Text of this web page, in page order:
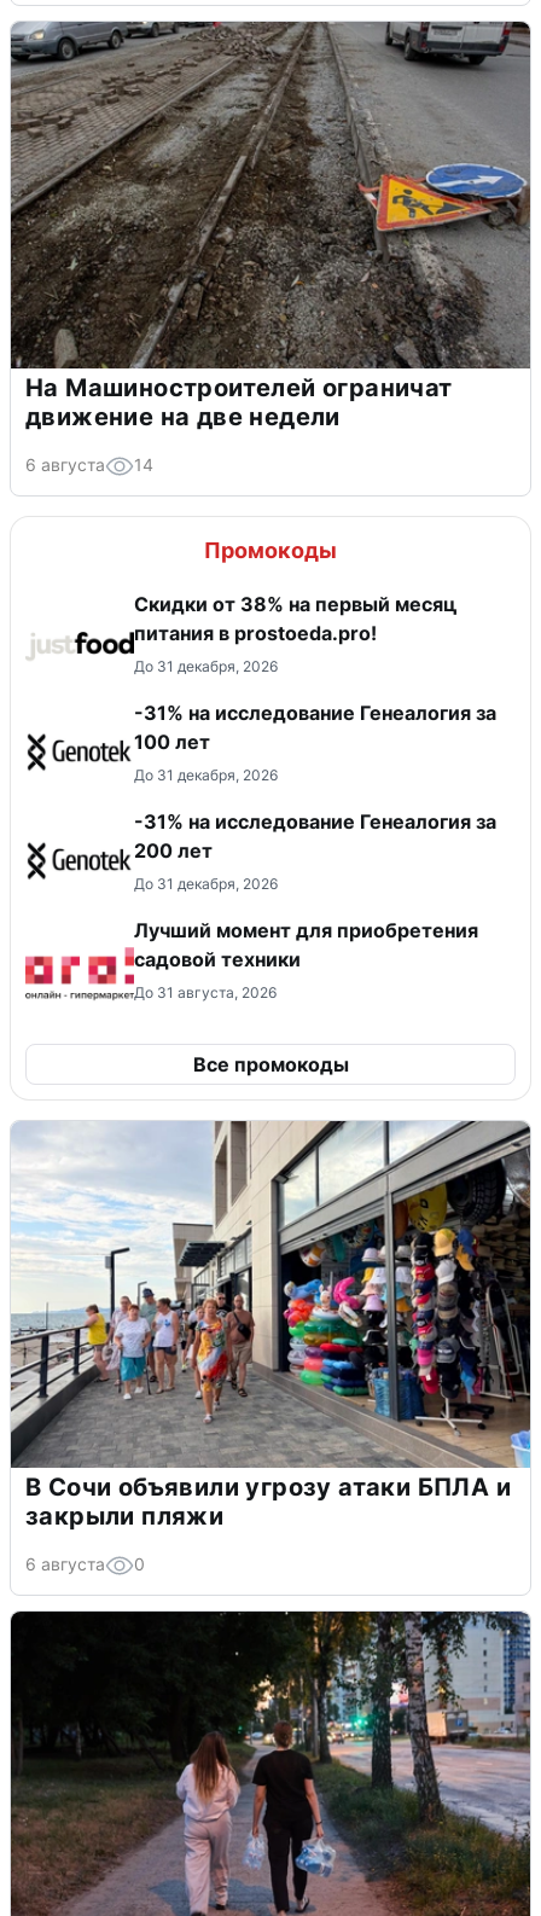
На Машиностроителей ограничат
движение на две недели
6 августа 14
Промокоды
​Скидки от 38% на первый месяц
питания в prostoeda.pro!
До 31 декабря, 2026
-31% на исследование Генеалогия за
100 лет
До 31 декабря, 2026
-31% на исследование Генеалогия за
200 лет
До 31 декабря, 2026
Лучший момент для приобретения
садовой техники
До 31 августа, 2026
Все промокоды
В Сочи объявили угрозу атаки БПЛА и
закрыли пляжи
6 августа 0